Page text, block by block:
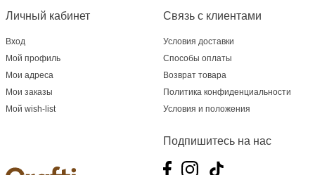
182
Crafti Ciocana - bd. Mircea cel Bătrân,17/3
Crafti Buiucani - str. Ion Creangă, 68/1
Связь с клиентами
Условия доставки
Способы оплаты
Возврат товара
Политика конфиденциальности
Условия и положения
Личный кабинет
Вход
Мой профиль
Мои адреса
Мои заказы
Мой wish-list
Подпишитесь на нас